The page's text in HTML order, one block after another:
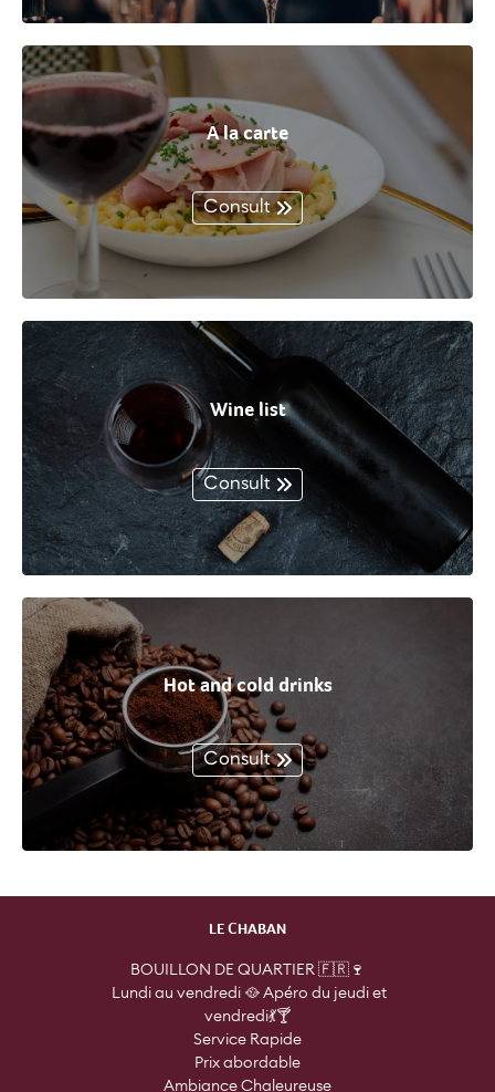
A la carte
Consult
Wine list
Consult
Hot and cold drinks
Consult
LE CHABAN
BOUILLON DE QUARTIER 🇫🇷🍷
vendredi💃🍸
Service Rapide
Prix abordable
Ambiance Chaleureuse